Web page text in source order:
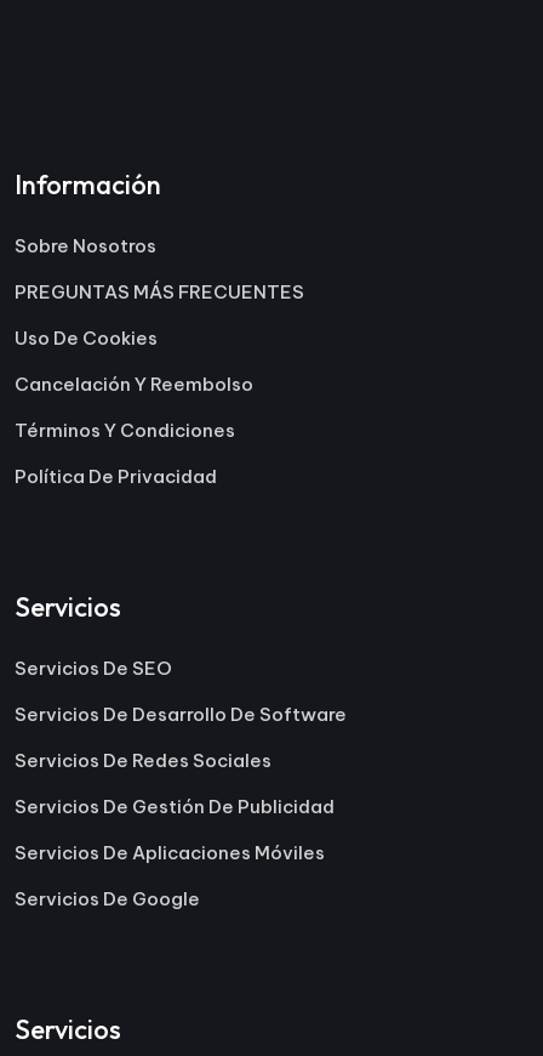
Información
Sobre Nosotros
PREGUNTAS MÁS FRECUENTES
Uso De Cookies
Cancelación Y Reembolso
Términos Y Condiciones
Política De Privacidad
Servicios
Servicios De SEO
Servicios De Desarrollo De Software
Servicios De Redes Sociales
Servicios De Gestión De Publicidad
Servicios De Aplicaciones Móviles
Servicios De Google
Servicios